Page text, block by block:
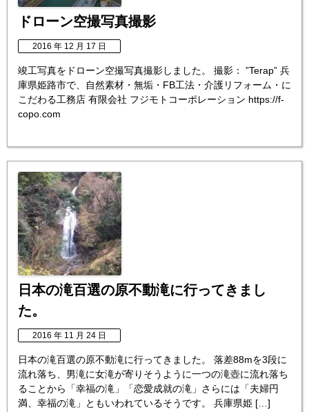
ドローン空撮写真撮影
2016 年 12 月 17 日
竣工写真をドローン空撮写真撮影しました。 撮影： ”Terap” 兵
庫県姫路市で、自然素材・無垢・FB工法・介護リフォーム・に
こだわる工務店 有限会社 フジモトコーポレーション https://f-
copo.com
日本の滝百選の原不動滝に行ってきまし
た。
2016 年 11 月 24 日
日本の滝百選の原不動滝に行ってきました。 落差88mを3段に
流れ落ち、男滝に女滝が寄りそうように一つの滝壺に流れ落ち
ることから「幸福の滝」「恋愛成就の滝」さらには「夫婦円
満、幸福の滝」ともいわれているそうです。 兵庫県姫 […]